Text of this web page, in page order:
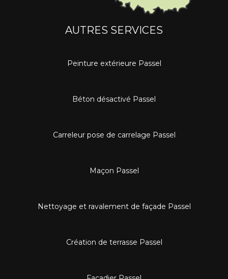
AUTRES SERVICES
Peinture extérieure Passel
Béton désactivé Passel
Carreleur pose de carrelage Passel
Maçon Passel
Nettoyage et ravalement de façade Passel
Création de terrasse Passel